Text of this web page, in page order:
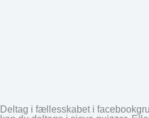
Deltag i fællesskabet i